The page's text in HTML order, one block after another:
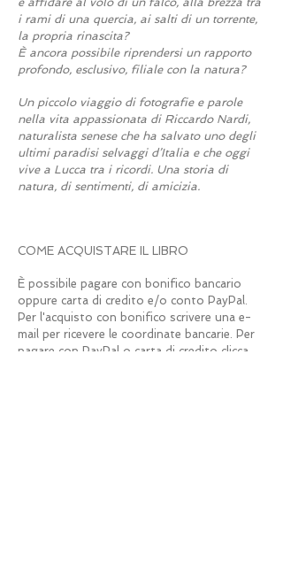
i rami di una quercia, ai salti di un torrente,
la propria rinascita?
È ancora possibile riprendersi un rapporto
profondo, esclusivo, filiale con la natura?
Un piccolo viaggio di fotografie e parole
nella vita appassionata di Riccardo Nardi,
naturalista senese che ha salvato uno degli
ultimi paradisi selvaggi d’Italia e che oggi
vive a Lucca tra i ricordi. Una storia di
natura, di sentimenti, di amicizia.
COME ACQUISTARE IL LIBRO
È possibile pagare con bonifico bancario
oppure carta di credito e/o conto PayPal.
Per l'acquisto con bonifico scrivere una e-
mail per ricevere le coordinate bancarie. Per
pagare con PayPal o carta di credito clicca